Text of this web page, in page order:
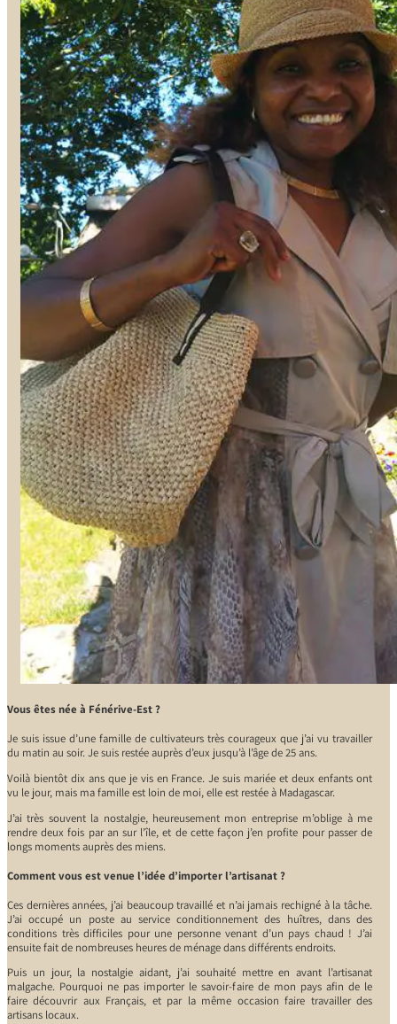
Vous êtes née à Fénérive-Est ?
Je suis issue d’une famille de cultivateurs très courageux que j’ai vu travailler
du matin au soir. Je suis restée auprès d’eux jusqu’à l’âge de 25 ans.
Voilà bientôt dix ans que je vis en France. Je suis mariée et deux enfants ont
vu le jour, mais ma famille est loin de moi, elle est restée à Madagascar.
J’ai très souvent la nostalgie, heureusement mon entreprise m’oblige à me
rendre deux fois par an sur l’île, et de cette façon j’en profite pour passer de
longs moments auprès des miens.
Comment vous est venue l’idée d’importer l’artisanat ?
Ces dernières années, j’ai beaucoup travaillé et n’ai jamais rechigné à la tâche.
J’ai occupé un poste au service conditionnement des huîtres, dans des
conditions très difficiles pour une personne venant d’un pays chaud ! J’ai
ensuite fait de nombreuses heures de ménage dans différents endroits.
Puis un jour, la nostalgie aidant, j’ai souhaité mettre en avant l’artisanat
malgache. Pourquoi ne pas importer le savoir-faire de mon pays afin de le
faire découvrir aux Français, et par la même occasion faire travailler des
artisans locaux.